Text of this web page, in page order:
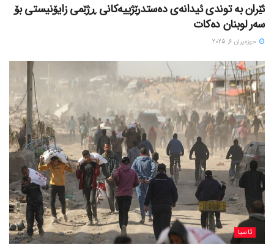
ئێران بە توندی ئیدانەی دەستدرێژییەکانی ڕژێمی زایۆنیستی بۆ
سەر لوبنان دەکات
حوزه‌یران 6, 2025
ئاسیا